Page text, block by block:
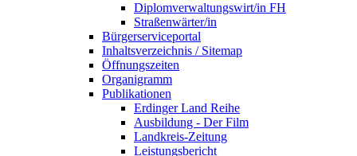
Diplomverwaltungswirt/in FH
Straßenwärter/in
Bürgerserviceportal
Inhaltsverzeichnis / Sitemap
Öffnungszeiten
Organigramm
Publikationen
Erdinger Land Reihe
Ausbildung - Der Film
Landkreis-Zeitung
Leistungsbericht